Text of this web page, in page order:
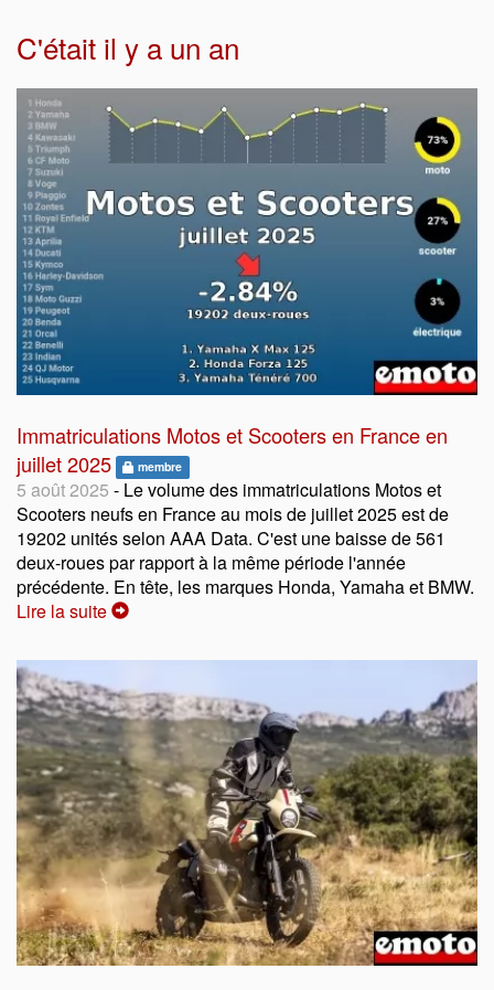
C'était il y a un an
Immatriculations Motos et Scooters en France en
juillet 2025
membre
5 août 2025 - Le volume des immatriculations Motos et
Scooters neufs en France au mois de juillet 2025 est de
19202 unités selon AAA Data. C'est une baisse de 561
deux-roues par rapport à la même période l'année
précédente. En tête, les marques Honda, Yamaha et BMW.
Lire la suite